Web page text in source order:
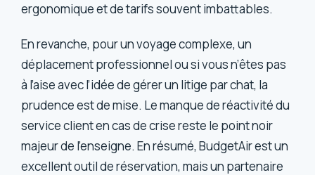
ergonomique et de tarifs souvent imbattables.
En revanche, pour un voyage complexe, un
déplacement professionnel ou si vous n’êtes pas
à l’aise avec l’idée de gérer un litige par chat, la
prudence est de mise. Le manque de réactivité du
service client en cas de crise reste le point noir
majeur de l’enseigne. En résumé, BudgetAir est un
excellent outil de réservation, mais un partenaire